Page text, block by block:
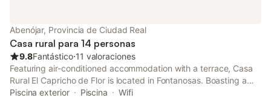
facilitando el acceso a servicios locales. La sala de juegos, con
billar, ping-pong y dardos, ofrece entretenimiento, mientras que
la cocina compartida y la z
Abenójar, Provincia de Ciudad Real
Casa rural para 14 personas
9.8Fantástico⋅11 valoraciones
Featuring air-conditioned accommodation with a terrace, Casa
Rural El Capricho de Flor is located in Fontanosas. Boasting a
24-hour front desk, this property also provides guests with a
Piscina exterior Piscina
Wifi